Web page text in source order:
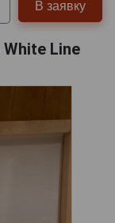
В заявку
Line